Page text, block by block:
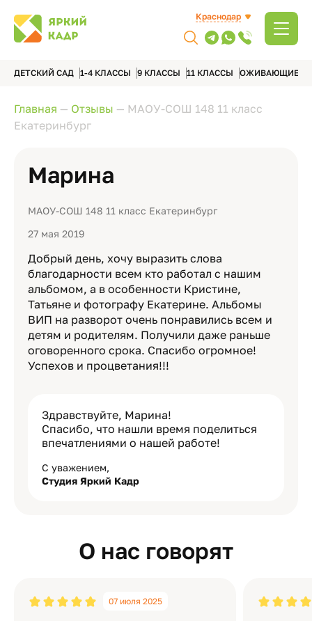
Краснодар
ДЕТСКИЙ САД 1-4 КЛАССЫ 9 КЛАССЫ 11 КЛАССЫ ОЖИВАЮЩИЕ
Главная — Отзывы — МАОУ-СОШ 148 11 класс
Екатеринбург
Марина
МАОУ-СОШ 148 11 класс Екатеринбург
27 мая 2019
Добрый день, хочу выразить слова
благодарности всем кто работал с нашим
альбомом, а в особенности Кристине,
Татьяне и фотографу Екатерине. Альбомы
ВИП на разворот очень понравились всем и
детям и родителям. Получили даже раньше
оговоренного срока. Спасибо огромное!
Успехов и процветания!!!
Здравствуйте, Марина!
Спасибо, что нашли время поделиться
впечатлениями о нашей работе!
С уважением,
Студия Яркий Кадр
О нас говорят
07 июля 2025